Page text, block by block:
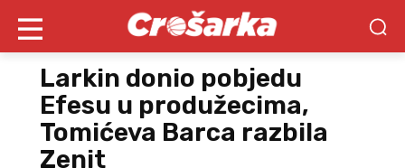
Larkin donio pobjedu
Efesu u produžecima,
Tomićeva Barca razbila
Zenit